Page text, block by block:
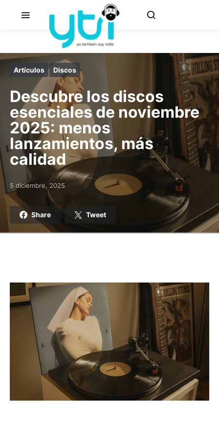
Artículos Discos
Descubre los discos
esenciales de noviembre
2025: menos
lanzamientos, más
calidad
Posted on
5 diciembre, 2025
Share Tweet